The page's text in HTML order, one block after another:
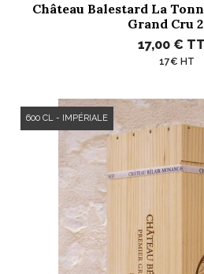
Château Balestard La
Grand Cru
17,00 €
17€ HT
600 CL - IMPÉRIALE